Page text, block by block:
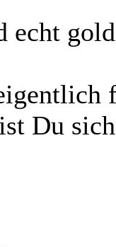
echt
Du